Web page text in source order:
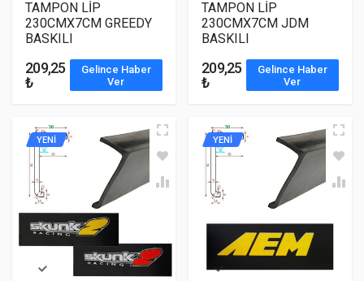
TAMPON LİP
230CMX7CM GREEDY
BASKILI
209,25
₺
Gelince Haber
Ver
TAMPON LİP
230CMX7CM JDM
BASKILI
209,25
₺
Gelince Haber
Ver
YENİ YENİ